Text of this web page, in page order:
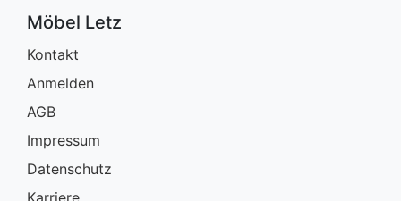
Möbel Letz
Kontakt
Anmelden
AGB
Impressum
Datenschutz